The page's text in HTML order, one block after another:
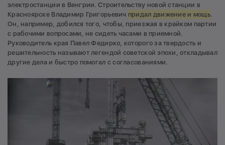
электростанции в Венгрии. Строительству новой станции в
Красноярске Владимир Григорьевич придал движение и мощь.
Он, например, добился того, чтобы, приезжая в крайком партии
с рабочими вопросами, не сидеть часами в приемной.
Руководитель края Павел Федирко, которого за твердость и
решительность называют легендой советской эпохи, откладывал
другие дела и быстро помогал с согласованиями.